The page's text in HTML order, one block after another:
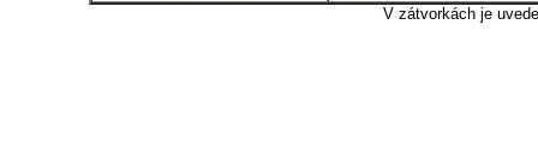
V zátvorkách je